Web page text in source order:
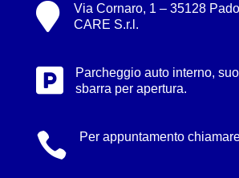

Via Cornaro, 1 – 35128
CARE S.r.l.

Parcheggio auto interno,
sbarra per apertura.
 Per appuntamento